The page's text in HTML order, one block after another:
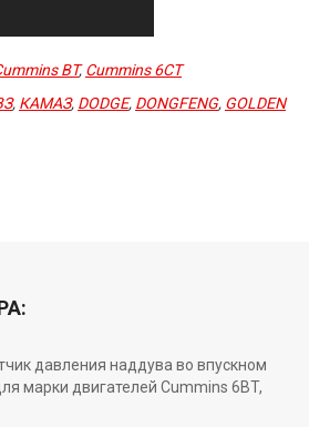
BT,Cummins 6CT
, КАМАЗ, DODGE, DONGFENG, GOLDEN
давления наддува во впускном
марки двигателей Cummins 6BT,